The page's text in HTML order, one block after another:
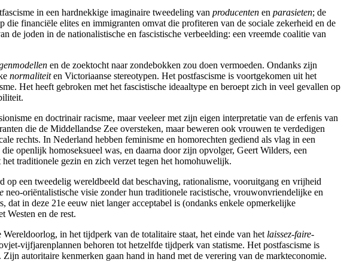
in een hardnekkige imaginaire tweedeling van producenten en parasieten; de
financiële elites en immigranten omvat die profiteren van de sociale zekerheid en de
de joden in de nationalistische en fascistische verbeelding: een vreemde coalitie van
en de zoektocht naar zondebokken zou doen vermoeden. Ondanks zijn
normaliteiten Victoriaanse stereotypen. Het postfascisme is voortgekomen uit het
Het heeft gebroken met het fascistische ideaaltype en beroept zich in veel gevallen op
en doctrinair racisme, maar veeleer met zijn eigen interpretatie van de erfenis van
die de Middellandse Zee oversteken, maar beweren ook vrouwen te verdedigen
rechts. In Nederland hebben feminisme en homorechten gediend als vlag in een
openlijk homoseksueel was, en daarna door zijn opvolger, Geert Wilders, een
traditionele gezin en zich verzet tegen het homohuwelijk.
een tweedelig wereldbeeld dat beschaving, rationalisme, vooruitgang en vrijheid
neo-oriëntalistische visie zonder hun traditionele racistische, vrouwonvriendelijke en
in deze 21e eeuw niet langer acceptabel is (ondanks enkele opmerkelijke
Westen en de rest.
in het tijdperk van de totalitaire staat, het einde van het laissez-faire-
vijfjarenplannen behoren tot hetzelfde tijdperk van statisme. Het postfascisme is
autoritaire kenmerken gaan hand in hand met de verering van de markteconomie.